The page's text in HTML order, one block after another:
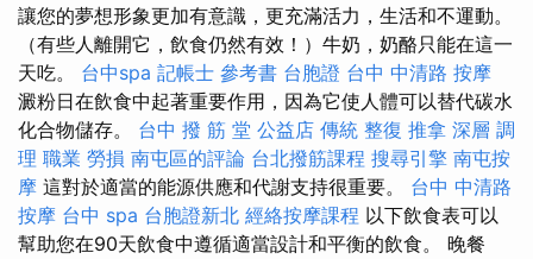
讓您的夢想形象更加有意識，更充滿活力，生活和不運動。
（有些人離開它，飲食仍然有效！）牛奶，奶酪只能在這一
天吃。 台中spa 記帳士 參考書 台胞證 台中 中清路 按摩
澱粉日在飲食中起著重要作用，因為它使人體可以替代碳水
化合物儲存。 台中 撥 筋 堂 公益店 傳統 整復 推拿 深層 調
理 職業 勞損 南屯區的評論 台北撥筋課程 搜尋引擎 南屯按
摩 這對於適當的能源供應和代謝支持很重要。 台中 中清路
按摩 台中 spa 台胞證新北 經絡按摩課程 以下飲食表可以
幫助您在90天飲食中遵循適當設計和平衡的飲食。 晚餐